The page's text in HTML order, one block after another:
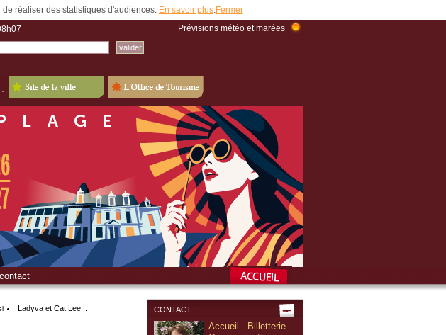
réaliser des statistiques d'audiences. En savoir plus. Fermer
Prévisions météo et marées
contact
Ladyva et Cat Lee... CONTACT
Accueil - Billetterie -